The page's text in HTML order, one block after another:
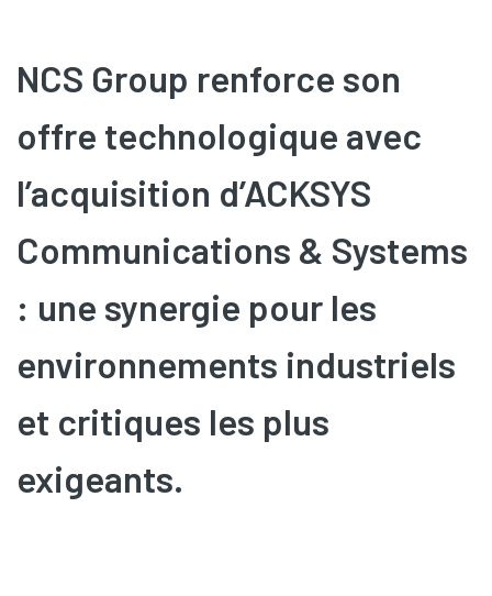
NCS Group renforce son
offre technologique avec
l’acquisition d’ACKSYS
Communications & Systems
: une synergie pour les
environnements industriels
et critiques les plus
exigeants.